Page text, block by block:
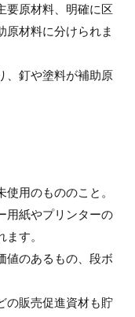
要原材料、明確に区
原材料に分けられま
、釘や塗料が補助原
用のもののこと。
用紙やプリンターの
す。
値のあるもの、段ボ
の販売促進資材も貯